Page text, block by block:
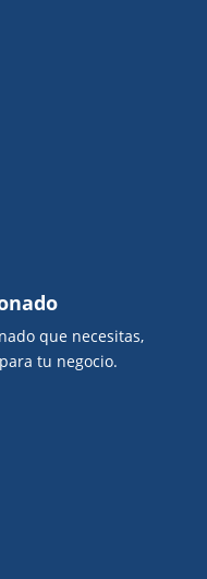
que necesitas,
tu negocio.